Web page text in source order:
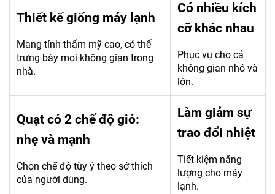
Thiết kế giống máy lạnh
Mang tính thẩm mỹ cao, có thể
trưng bày mọi không gian trong
nhà.
Có nhiều kích
cỡ khác nhau
Phục vụ cho cả
không gian nhỏ và
lớn.
Quạt có 2 chế độ gió:
nhẹ và mạnh
Chọn chế độ tùy ý theo sở thích
của người dùng.
Làm giảm sự
trao đổi nhiệt
Tiết kiệm năng
lượng cho máy
lạnh.